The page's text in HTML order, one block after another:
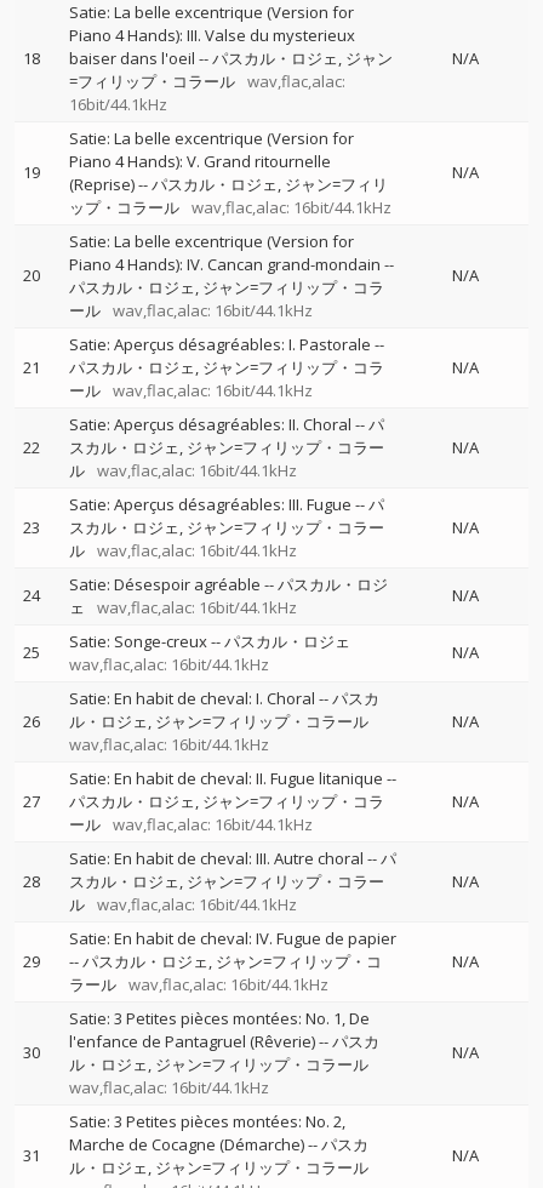
18
Satie: La belle excentrique (Version for
Piano 4 Hands): III. Valse du mysterieux
baiser dans l'oeil --パスカル・ロジェ ジャン
=フィリップ・コラール wav,flac,alac:
16bit/44.1kHz
N/A
19
Satie: La belle excentrique (Version for
Piano 4 Hands): V. Grand ritournelle
(Reprise)--パスカル・ロジェ ジャン=フィリ
ップ・コラール wav,flac,alac: 16bit/44.1kHz
N/A
20
Satie: La belle excentrique (Version for
Piano 4 Hands): IV. Cancan grand-mondain --
パスカル・ロジェ ジャン=フィリップ・コラ
ール wav,flac,alac: 16bit/44.1kHz
N/A
21
Satie: Aperçus désagréables: I. Pastorale --
パスカル・ロジェ ジャン=フィリップ・コラ
ール wav,flac,alac: 16bit/44.1kHz
N/A
22
Satie: Aperçus désagréables: II. Choral --パ
スカル・ロジェ ジャン=フィリップ・コラー
ル wav,flac,alac: 16bit/44.1kHz
N/A
23
Satie: Aperçus désagréables: III. Fugue --パ
スカル・ロジェ ジャン=フィリップ・コラー
ル wav,flac,alac: 16bit/44.1kHz
N/A
24 Satie: Désespoir agréable --パスカル・ロジ
ェ
wav,flac,alac: 16bit/44.1kHz
N/A
25 Satie: Songe-creux--パスカル・ロジェ
wav,flac,alac: 16bit/44.1kHz
N/A
26
Satie: En habit de cheval: I. Choral --パスカ
ル・ロジェ ジャン=フィリップ・コラール
wav,flac,alac: 16bit/44.1kHz
N/A
27
Satie: En habit de cheval: II. Fugue litanique --
パスカル・ロジェ ジャン=フィリップ・コラ
ール wav,flac,alac: 16bit/44.1kHz
N/A
28
Satie: En habit de cheval: III. Autre choral --パ
スカル・ロジェ ジャン=フィリップ・コラー
ル wav,flac,alac: 16bit/44.1kHz
N/A
29
Satie: En habit de cheval: IV. Fugue de papier
--パスカル・ロジェ ジャン=フィリップ・コ
ラール wav,flac,alac: 16bit/44.1kHz
N/A
30
Satie: 3 Petites pièces montées: No. 1, De
l'enfance de Pantagruel (Rêverie)--パスカ
ル・ロジェ ジャン=フィリップ・コラール
wav,flac,alac: 16bit/44.1kHz
N/A
31
Satie: 3 Petites pièces montées: No. 2,
Marche de Cocagne (Démarche)--パスカ
ル・ロジェ ジャン=フィリップ・コラール
N/A